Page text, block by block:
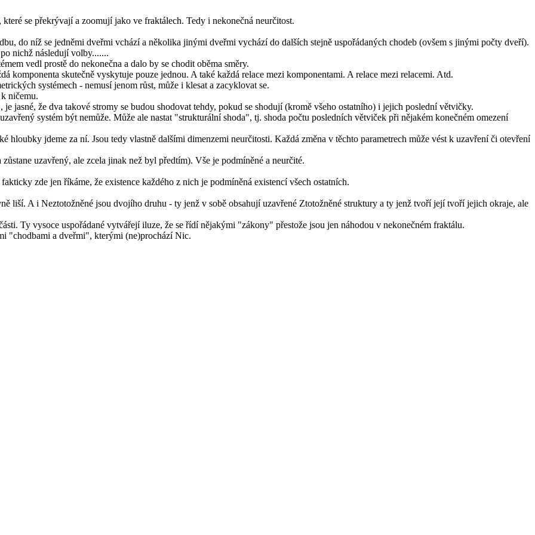
se překrývají a zoomují jako ve fraktálech. Tedy i nekonečná neurčitost.
do níž se jedněmi dveřmi vchází a několika jinými dveřmi vychází do dalších stejně uspořádaných chodeb (ovšem s jinými počty dveří).
nichž následují volby.......
vedl prostě do nekonečna a dalo by se chodit oběma směry.
komponenta skutečně vyskytuje pouze jednou. A také každá relace mezi komponentami. A relace mezi relacemi. Atd.
systémech - nemusí jenom růst, může i klesat a zacyklovat se.
ničemu.
jasné, že dva takové stromy se budou shodovat tehdy, pokud se shodují (kromě všeho ostatního) i jejich poslední větvičky.
systém být nemůže. Může ale nastat "strukturální shoda", tj. shoda počtu posledních větviček při nějakém konečném omezení
hloubky jdeme za ní. Jsou tedy vlastně dalšími dimenzemi neurčitosti. Každá změna v těchto parametrech může vést k uzavření či otevření
uzavřený, ale zcela jinak než byl předtím). Vše je podmíněné a neurčité.
zde jen říkáme, že existence každého z nich je podmíněná existencí všech ostatních.
liší. A i Neztotožněné jsou dvojího druhu - ty jenž v sobě obsahují uzavřené Ztotožněné struktury a ty jenž tvoří její tvoří jejich okraje, ale
Ty vysoce uspořádané vytvářejí iluze, že se řídí nějakými "zákony" přestože jsou jen náhodou v nekonečném fraktálu.
"chodbami a dveřmi", kterými (ne)prochází Nic.